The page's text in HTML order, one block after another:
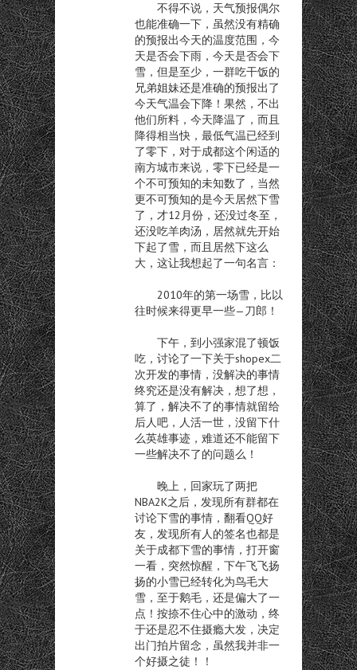
不得不说，天气预报偶尔
也能准确一下，虽然没有精确
的预报出今天的温度范围，今
天是否会下雨，今天是否会下
雪，但是至少，一群吃干饭的
兄弟姐妹还是准确的预报出了
今天气温会下降！果然，不出
他们所料，今天降温了，而且
降得相当快，最低气温已经到
了零下，对于成都这个闲适的
南方城市来说，零下已经是一
个不可预知的未知数了，当然
更不可预知的是今天居然下雪
了，才12月份，还没过冬至，
还没吃羊肉汤，居然就先开始
下起了雪，而且居然下这么
大，这让我想起了一句名言：
2010年的第一场雪，比以
往时候来得更早一些—刀郎！
下午，到小强家混了顿饭
吃，讨论了一下关于shopex二
次开发的事情，没解决的事情
终究还是没有解决，想了想，
算了，解决不了的事情就留给
后人吧，人活一世，没留下什
么英雄事迹，难道还不能留下
一些解决不了的问题么！
晚上，回家玩了两把
NBA2K之后，发现所有群都在
讨论下雪的事情，翻看QQ好
友，发现所有人的签名也都是
关于成都下雪的事情，打开窗
一看，突然惊醒，下午飞飞扬
扬的小雪已经转化为鸟毛大
雪，至于鹅毛，还是偏大了一
点！按捺不住心中的激动，终
于还是忍不住摄瘾大发，决定
出门拍片留念，虽然我并非一
个好摄之徒！！